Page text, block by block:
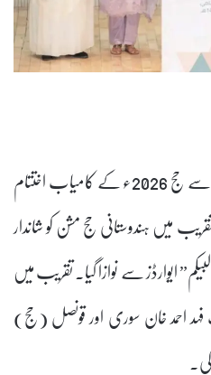
سعودی وزارتِ حج و عمرہ کی جانب سے حج 2026ء کے کامیاب اختتام
میں ہندوستانی حج مشن کو شاندار
ایوارڈز سے نوازا گیا۔ تقریب میں
احمد خان سوری اور قونصل (حج)